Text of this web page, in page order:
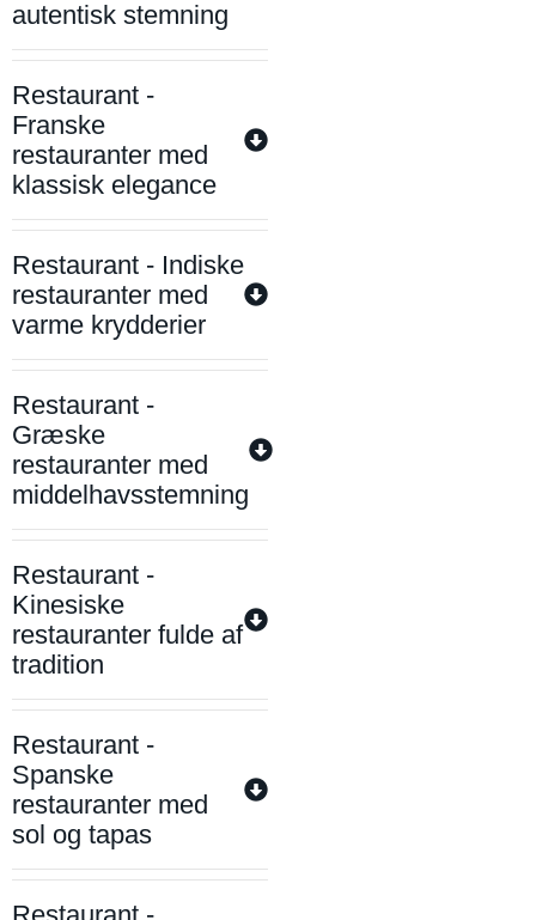
autentisk stemning
Restaurant -
Franske
restauranter med
klassisk elegance
Restaurant - Indiske
restauranter med
varme krydderier
Restaurant -
Græske
restauranter med
middelhavsstemning
Restaurant -
Kinesiske
restauranter fulde af
tradition
Restaurant -
Spanske
restauranter med
sol og tapas